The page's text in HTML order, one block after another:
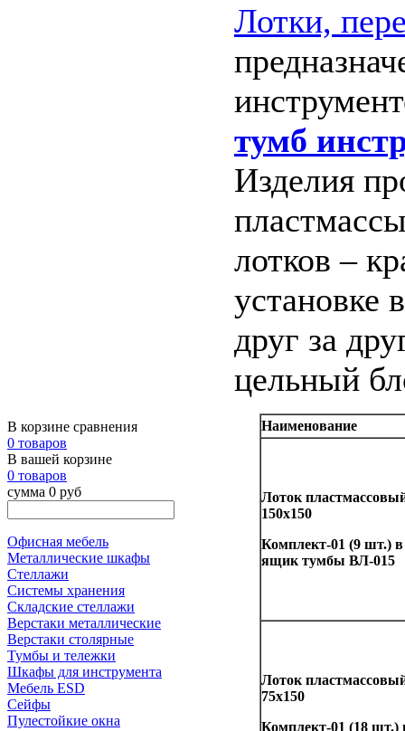
В корзине сравнения
0 товаров
В вашей корзине
0 товаров
сумма 0 руб
Офисная мебель
Металлические шкафы
Стеллажи
Системы хранения
Складские стеллажи
Верстаки металлические
Верстаки столярные
Тумбы и тележки
Шкафы для инструмента
Мебель ESD
Сейфы
Пулестойкие окна
Лотки,
тумб
Изделия
лотков –
установке
друг за
цельный
Наименование
Лоток
150х150
Комплект-01 (9 шт.) в
ящик тумбы ВЛ-015
Лоток
75х150
Комплект-01 (18 шт.)